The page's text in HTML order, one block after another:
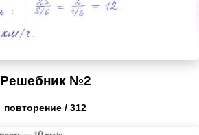
Решебник №2
повторение / 312